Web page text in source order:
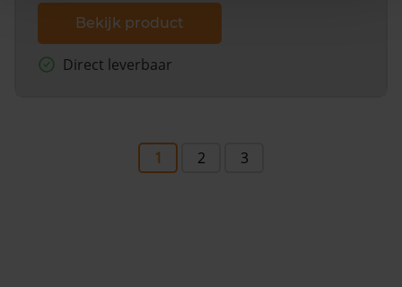
Bekijk product
Direct leverbaar
1 2 3